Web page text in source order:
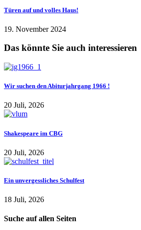
Türen auf und volles Haus!
19. November 2024
Das könnte Sie auch interessieren
Wir suchen den Abiturjahrgang 1966 !
20 Juli, 2026
Shakespeare im CBG
20 Juli, 2026
Ein unvergessliches Schulfest
18 Juli, 2026
Suche auf allen Seiten